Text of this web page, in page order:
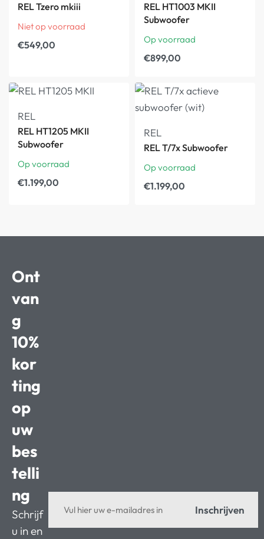
REL Tzero mkiii
Niet op voorraad
€549,00
REL HT1003 MKII
Subwoofer
Op voorraad
€899,00
REL
REL HT1205 MKII
Subwoofer
Op voorraad
€1.199,00
REL
REL T/7x Subwoofer
Op voorraad
€1.199,00
Ont
van
g
10%
kor
ting
op
uw
bes
telli
ng
Schrijf
u in en
Inschrijven